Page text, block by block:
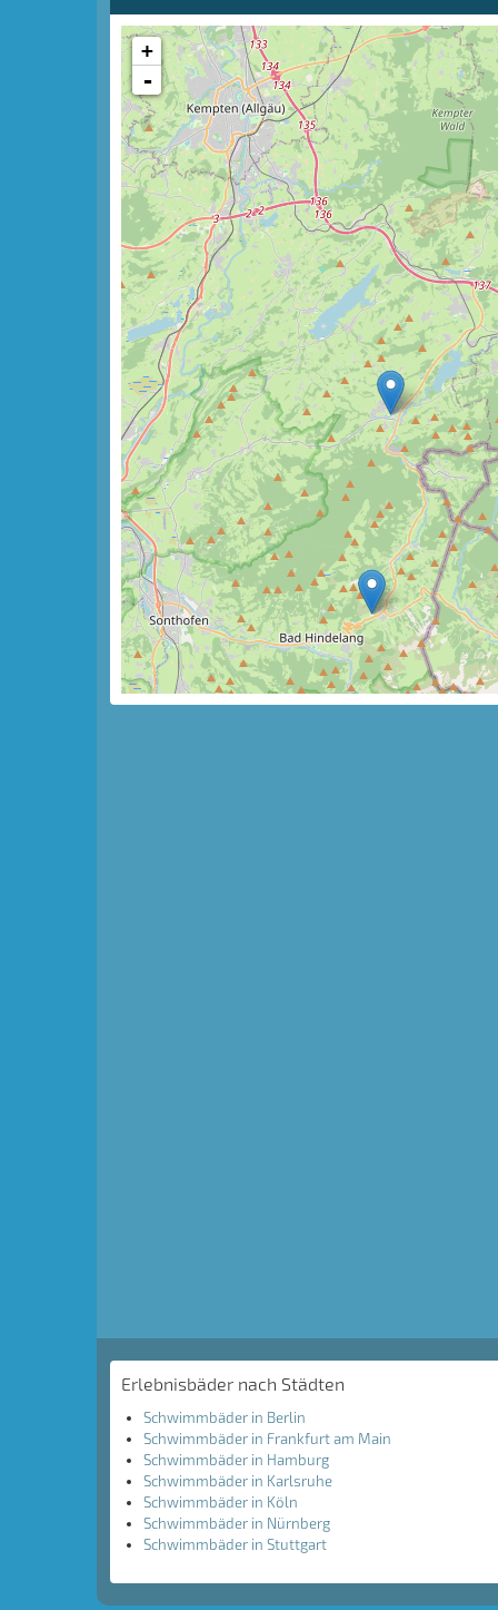
+
-
Erlebnisbäder nach Städten
Schwimmbäder in Berlin
Schwimmbäder in Frankfurt am Main
Schwimmbäder in Hamburg
Schwimmbäder in Karlsruhe
Schwimmbäder in Köln
Schwimmbäder in Nürnberg
Schwimmbäder in Stuttgart